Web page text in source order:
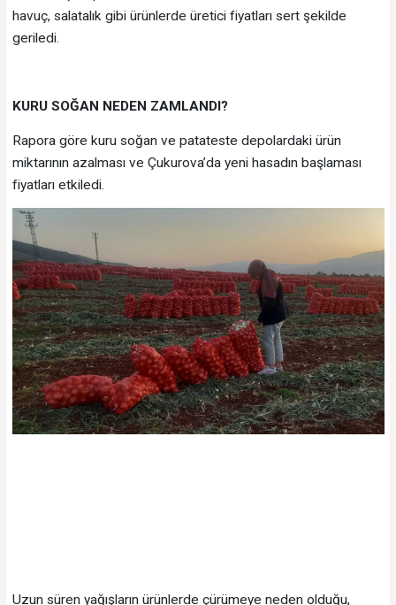
havuç, salatalık gibi ürünlerde üretici fiyatları sert şekilde
geriledi.
KURU SOĞAN NEDEN ZAMLANDI?
Rapora göre kuru soğan ve patateste depolardaki ürün
miktarının azalması ve Çukurova’da yeni hasadın başlaması
fiyatları etkiledi.
Uzun süren yağışların ürünlerde çürümeye neden olduğu,